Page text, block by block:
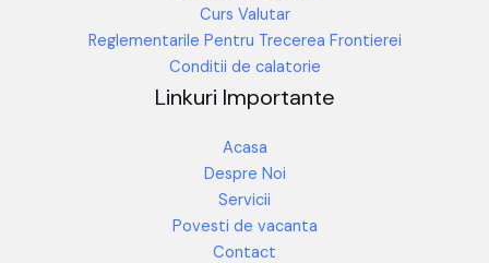
Curs Valutar
Reglementarile Pentru Trecerea Frontierei
Conditii de calatorie
Linkuri Importante
Acasa
Despre Noi
Servicii
Povesti de vacanta
Contact